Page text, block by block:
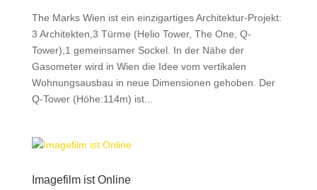
The Marks Wien ist ein einzigartiges Architektur-Projekt:
3 Architekten,3 Türme (Helio Tower, The One, Q-
Tower),1 gemeinsamer Sockel. In der Nähe der
Gasometer wird in Wien die Idee vom vertikalen
Wohnungsausbau in neue Dimensionen gehoben. Der
Q-Tower (Höhe:114m) ist...
Imagefilm ist Online